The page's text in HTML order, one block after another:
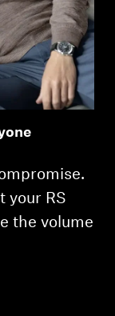
your RS
the volume